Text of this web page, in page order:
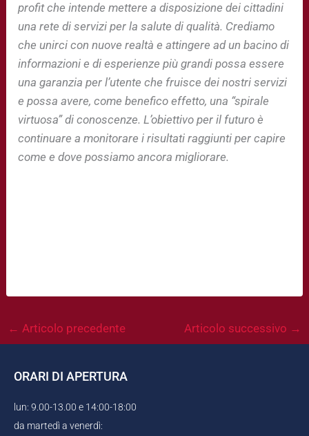
profit che intende mettere a disposizione dei cittadini
una rete di servizi per la salute di qualità. Crediamo
che unirci con nuove realtà e attingere ad un bacino di
informazioni e di esperienze più grandi possa essere
una garanzia per l’utente che fruisce dei nostri servizi
e possa avere, come benefico effetto, una “spirale
virtuosa” di conoscenze. L’obiettivo per il futuro è
continuare a monitorare i risultati raggiunti per capire
come e dove possiamo ancora migliorare.
← Articolo precedente Articolo successivo →
ORARI DI APERTURA
lun: 9.00-13.00 e 14:00-18:00
da martedì a venerdì: